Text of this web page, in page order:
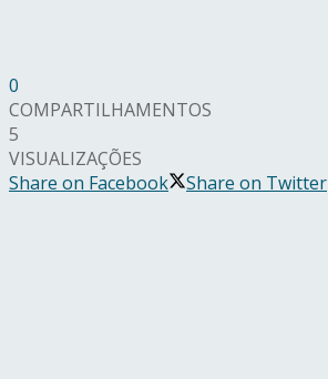
0
COMPARTILHAMENTOS
5
VISUALIZAÇÕES
Share on Facebook
Share on Twitter